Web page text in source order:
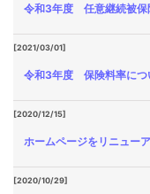
令和3年度 任意継続被保
[2021/03/01]
令和3年度 保険料率につ
[2020/12/15]
ホームページをリニュー
[2020/10/29]